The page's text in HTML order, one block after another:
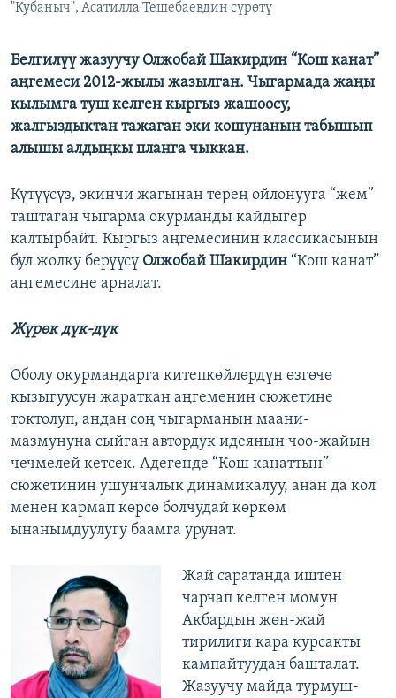
"Кубаныч", Асатилла Тешебаевдин сүрөтү
Белгилүү жазуучу Олжобай Шакирдин “Кош канат”
аңгемеси 2012-жылы жазылган. Чыгармада жаңы
кылымга туш келген кыргыз жашоосу,
жалгыздыктан тажаган эки кошунанын табышып
алышы алдыңкы планга чыккан.
Күтүүсүз, экинчи жагынан терең ойлонууга “жем”
таштаган чыгарма окурманды кайдыгер
калтырбайт. Кыргыз аңгемесинин классикасынын
бул жолку берүүсү Олжобай Шакирдин “Кош канат”
аңгемесинe арналат.
Жүрөк дүк-дүк
Оболу окурмандарга китепкөйлөрдүн өзгөчө
кызыгуусун жараткан аңгеменин сюжетине
токтолуп, андан соң чыгарманын маани-
мазмунуна сыйган автордук идеянын чоо-жайын
чечмелей кетсек. Адегенде “Кош канаттын”
сюжетинин ушунчалык динамикалуу, анан да кол
менен кармап көрсө болчудай көркөм
ынанымдуулугу баамга урунат.
Жай саратанда иштен
чарчап келген момун
Акбардын жөн-жай
тирилиги кара курсакты
кампайтуудан башталат.
Жазуучу майда турмуш-